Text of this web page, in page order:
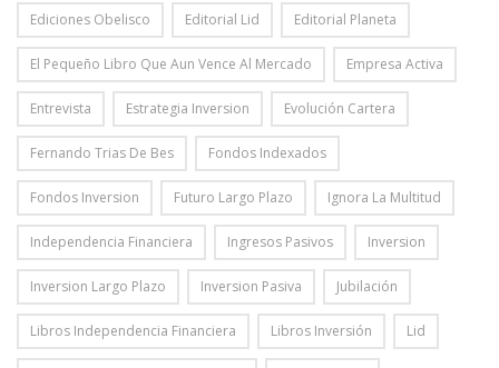
Ediciones Obelisco Editorial Lid Editorial Planeta
El Pequeño Libro Que Aun Vence Al Mercado Empresa Activa
Entrevista Estrategia Inversion Evolución Cartera
Fernando Trias De Bes Fondos Indexados
Fondos Inversion Futuro Largo Plazo Ignora La Multitud
Independencia Financiera Ingresos Pasivos Inversion
Inversion Largo Plazo Inversion Pasiva Jubilación
Libros Independencia Financiera Libros Inversión Lid